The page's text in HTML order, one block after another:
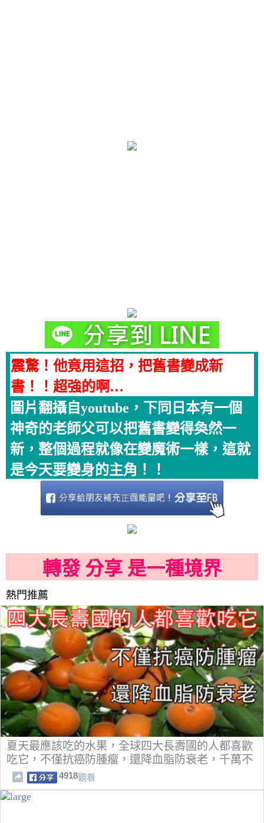
震驚！他竟用這招，把舊書變成新
書！！超強的啊…
圖片翻攝自youtube，下同日本有一個
神奇的老師父可以把舊書變得奐然一
新，整個過程就像在變魔術一樣，這就
是今天要變身的主角！！
轉發 分享 是一種境界
熱門推薦
夏天最應該吃的水果，全球四大長壽國的人都喜歡
吃它，不僅抗癌防腫瘤，還降血脂防衰老，千萬不
要錯過哦！4918觀看